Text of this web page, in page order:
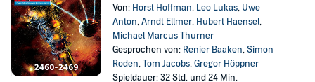
Von: Horst Hoffman, Leo Lukas, Uwe
Anton,Arndt Ellmer, Hubert Haensel,
Michael Marcus Thurner
Gesprochen von: Renier Baaken,Simon
Roden,Tom Jacobs,Gregor Höppner
Spieldauer: 32 Std. und 24 Min.